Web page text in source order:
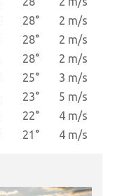
28°
2 m/s
28°
2 m/s
28°
2 m/s
25°
3 m/s
23°
5 m/s
22°
4 m/s
21° 4 m/s